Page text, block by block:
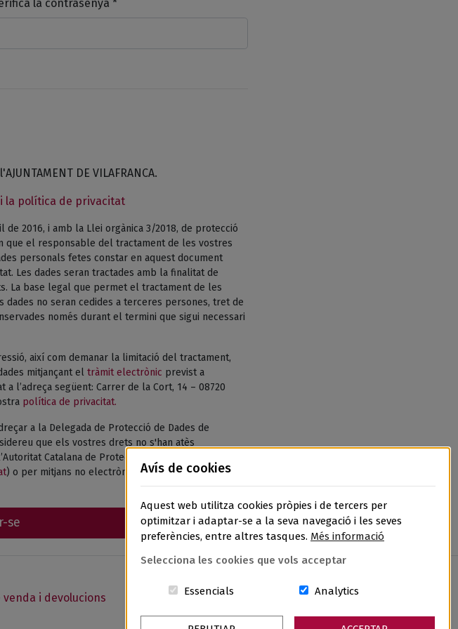
la contrasenya *
DE VILAFRANCA.
la política de privacitat
de 2016, i amb la Llei orgànica 3/2018, de protecció
que el responsable del tractament de les vostres
personals fetes constar en aquest document
Les dades seran tractades amb la finalitat de
La base legal que permet el tractament de les
dades no seran cedides a terceres persones, tret de
només durant el termini que sigui necessari
així com demanar la limitació del tractament,
mitjançant el tràmit electrònic previst a
l’adreça següent: Carrer de la Cort, 14 – 08720
política de privacitat.
a la Delegada de Protecció de Dades de
que els vostres drets no s'han atès
Catalana de Protecció de Dades, l’APDCAT,
) o per mitjans no electrònics.
se
venda i devolucions
Avís de cookies
Aquest web utilitza cookies pròpies i de tercers per
optimitzar i adaptar-se a la seva navegació i les seves
preferències, entre altres tasques. Més informació
Selecciona les cookies que vols acceptar
Essencials Aquestes cookies són essencials per al lloc
Analytics